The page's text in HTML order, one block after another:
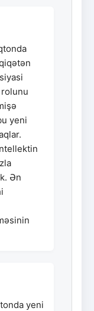
rolunu
yeni
Ən
yeni